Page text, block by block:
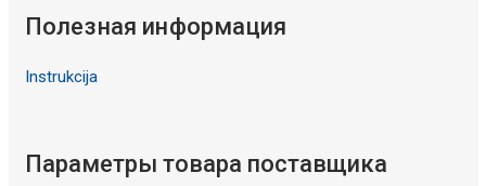
Полезная информация
Instrukcija
Параметры товара поставщика